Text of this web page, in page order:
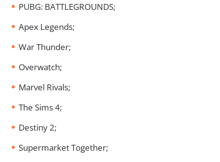
PUBG: BATTLEGROUNDS;
Apex Legends;
War Thunder;
Overwatch;
Marvel Rivals;
The Sims 4;
Destiny 2;
Supermarket Together;